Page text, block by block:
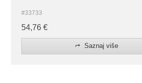
#33733
54,76 €
Saznaj više